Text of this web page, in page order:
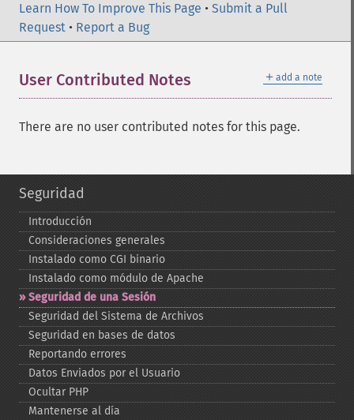
Learn How To Improve This Page • Submit a Pull
Request • Report a Bug
＋ add a note
User Contributed Notes
There are no user contributed notes for this page.
Seguridad
Introducción
Consideraciones generales
Instalado como CGI binario
Instalado como módulo de Apache
Seguridad de una Sesión
Seguridad del Sistema de Archivos
Seguridad en bases de datos
Reportando errores
Datos Enviados por el Usuario
Ocultar PHP
Mantenerse al día